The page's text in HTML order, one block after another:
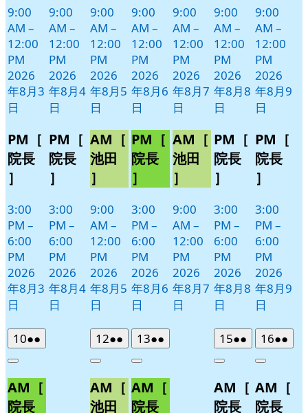
9:00
AM –
12:00
PM
2026
年8月3
日
PM［
院長
］
3:00
PM –
6:00
PM
2026
年8月3
日
9:00
AM –
12:00
PM
2026
年8月4
日
PM［
院長
］
3:00
PM –
6:00
PM
2026
年8月4
日
9:00
AM –
12:00
PM
2026
年8月5
日
AM［
池田
］
9:00
AM –
12:00
PM
2026
年8月5
日
9:00
AM –
12:00
PM
2026
年8月6
日
PM［
院長
］
3:00
PM –
6:00
PM
2026
年8月6
日
9:00
AM –
12:00
PM
2026
年8月7
日
AM［
池田
］
9:00
AM –
12:00
PM
2026
年8月7
日
9:00
AM –
12:00
PM
2026
年8月8
日
PM［
院長
］
3:00
PM –
6:00
PM
2026
年8月8
日
9:00
AM –
12:00
PM
2026
年8月9
日
PM［
院長
］
3:00
PM –
6:00
PM
2026
年8月9
日
102026
年
月
10
●●
件
イ
Close
AM［
院長
122026
年
月
12
●●
件
イ
ベ
Close
AM［
池田
132026
年
月
13
●●
件
イ
Close
AM［
院長
152026
年
月
15
●●
件
イ
ベ
Close
AM［
院長
162026
年
月
16
●●
件
イ
Close
AM［
院長